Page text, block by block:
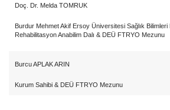
Doç. Dr. Melda TOMRUK
Burdur Mehmet Akif Ersoy Üniversitesi Sağlık
Rehabilitasyon Anabilim Dalı & DEÜ FTRYO Mezunu
Burcu APLAK ARIN
Kurum Sahibi & DEÜ FTRYO Mezunu